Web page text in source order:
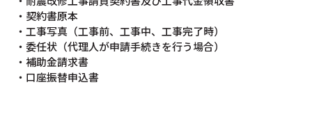
・契約書原本
・工事写真（工事前、工事中、工事完了時）
・委任状（代理人が申請手続きを行う場合）
・補助金請求書
・口座振替申込書